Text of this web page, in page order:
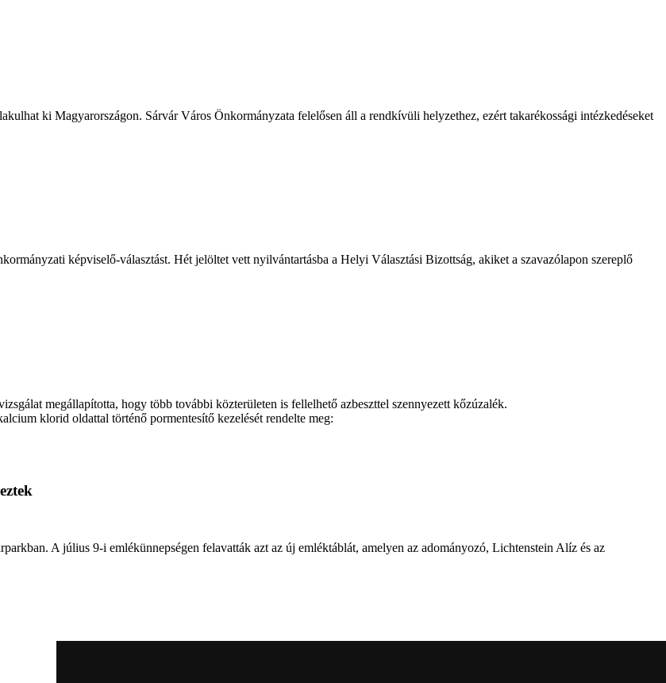
ki Magyarországon. Sárvár Város Önkormányzata felelősen áll a rendkívüli helyzethez, ezért takarékossági intézkedéseket
képviselő-választást. Hét jelöltet vett nyilvántartásba a Helyi Választási Bizottság, akiket a szavazólapon szereplő
megállapította, hogy több további közterületen is fellelhető azbeszttel szennyezett kőzúzalék.
klorid oldattal történő pormentesítő kezelését rendelte meg:
A július 9-i emlékünnepségen felavatták azt az új emléktáblát, amelyen az adományozó, Lichtenstein Alíz és az